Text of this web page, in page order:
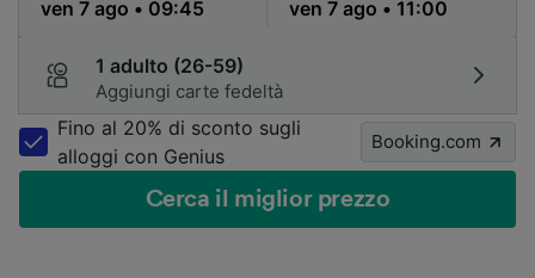
1 adulto (26-59)
Aggiungi carte fedeltà
Fino al 20% di sconto sugli
alloggi con Genius
Booking.com
Cerca il miglior prezzo